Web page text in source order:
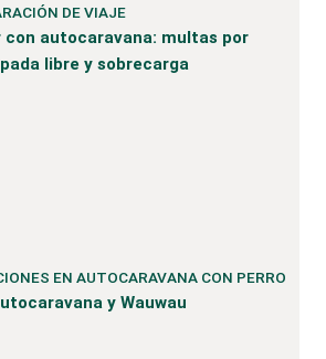
DE VIAJE
con autocaravana: multas por
libre y sobrecarga
EN AUTOCARAVANA CON PERRO
y Wauwau